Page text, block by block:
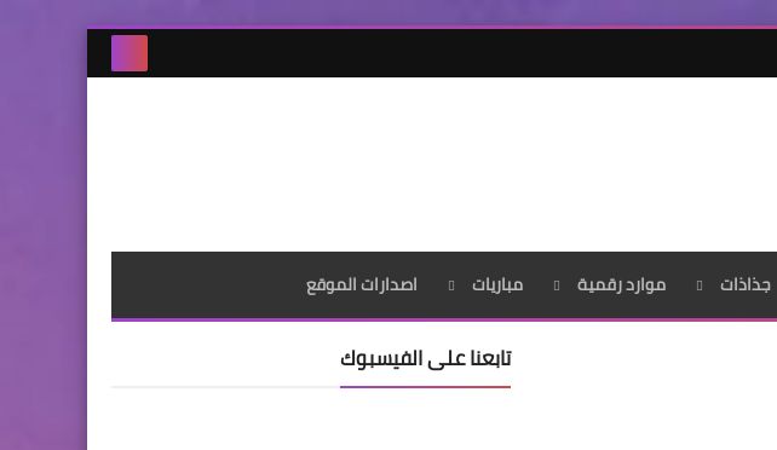
جذاذات موارد رقمية مباريات اصدارات الموقع
تابعنا على الفيسبوك